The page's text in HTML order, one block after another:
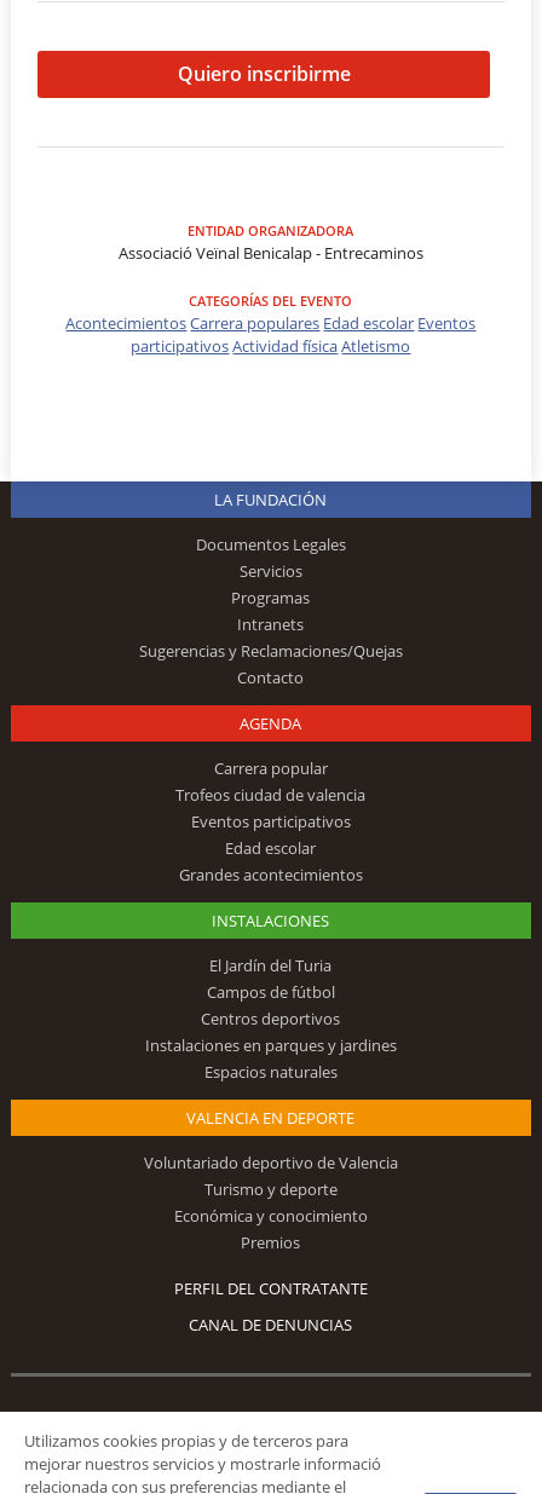
Quiero inscribirme
ENTIDAD ORGANIZADORA
Associació Veïnal Benicalap - Entrecaminos
CATEGORÍAS DEL EVENTO
AcontecimientosCarrera populares Edad escolar Eventos
participativosActividad físicaAtletismo
LA FUNDACIÓN
Documentos Legales
Servicios
Programas
Intranets
Sugerencias y Reclamaciones/Quejas
Contacto
AGENDA
Carrera popular
Trofeos ciudad de valencia
Eventos participativos
Edad escolar
Grandes acontecimientos
INSTALACIONES
El Jardín del Turia
Campos de fútbol
Centros deportivos
Instalaciones en parques y jardines
Espacios naturales
VALENCIA EN DEPORTE
Voluntariado deportivo de Valencia
Turismo y deporte
Económica y conocimiento
Premios
PERFIL DEL CONTRATANTE
CANAL DE DENUNCIAS
Síguenos
Utilizamos cookies propias y de terceros para
mejorar nuestros servicios y mostrarle informació
relacionada con sus preferencias mediante el